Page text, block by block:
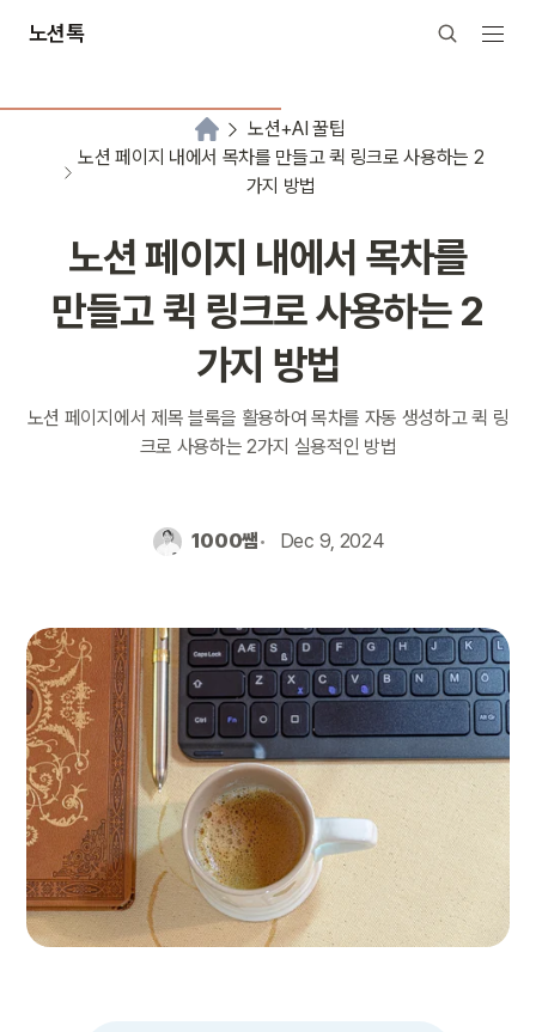
노션톡
노션+AI 꿀팁
노션 페이지 내에서 목차를 만들고 퀵 링크로 사용하는 2
가지 방법
노션 페이지 내에서 목차를
만들고 퀵 링크로 사용하는 2
가지 방법
노션 페이지에서 제목 블록을 활용하여 목차를 자동 생성하고 퀵 링
크로 사용하는 2가지 실용적인 방법
1000쌤 Dec 9, 2024